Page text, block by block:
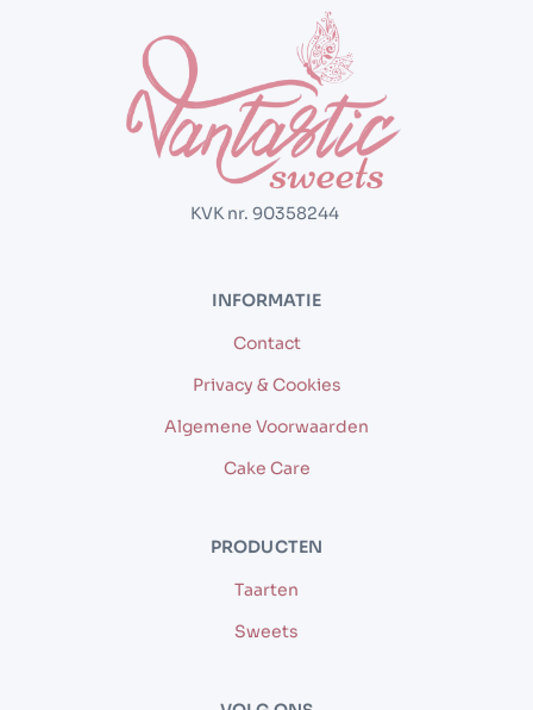
KVK nr. 90358244
INFORMATIE
Contact
Privacy & Cookies
Algemene Voorwaarden
Cake Care
PRODUCTEN
Taarten
Sweets